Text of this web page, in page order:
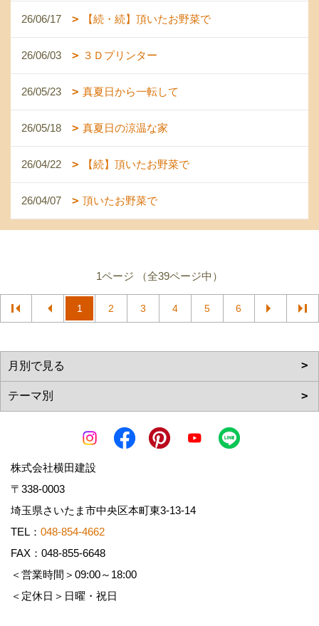
26/06/17 【続・続】頂いたお野菜で
26/06/03 ３Ｄプリンター
26/05/23 真夏日から一転して
26/05/18 真夏日の涼温な家
26/04/22 【続】頂いたお野菜で
26/04/07 頂いたお野菜で
1ページ （全39ページ中）
1 2 3 4 5 6
株式会社横田建設
〒338-0003
埼玉県さいたま市中央区本町東3-13-14
TEL： 048-854-4662
FAX：048-855-6648
＜営業時間＞09:00～18:00
＜定休日＞日曜・祝日